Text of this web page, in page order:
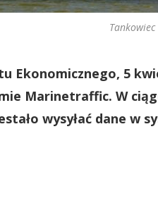
Ekonomicznego, 5
Marinetraffic. W
wysyłać dane w